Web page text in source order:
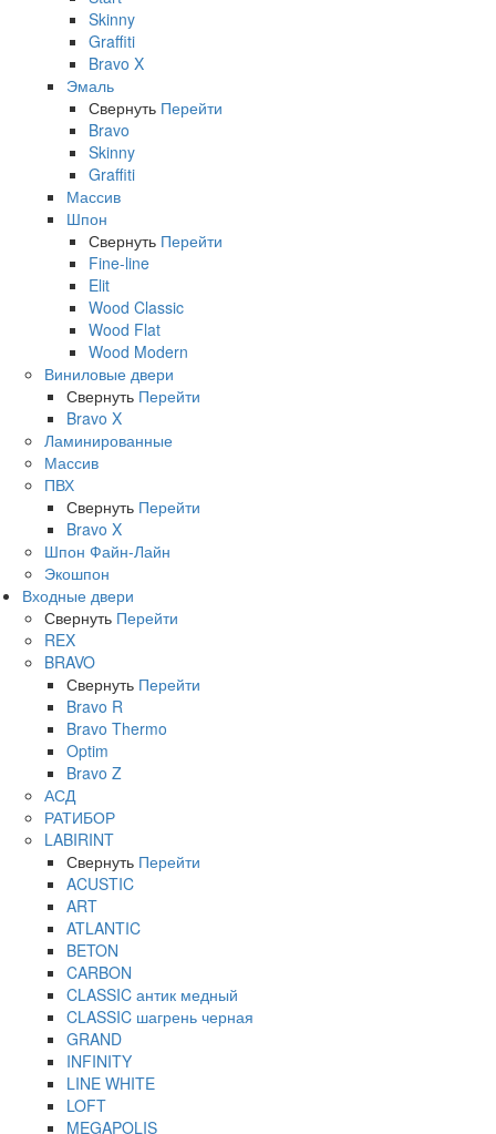
Skinny
Graffiti
Bravo X
Эмаль
Свернуть Перейти
Bravo
Skinny
Graffiti
Массив
Шпон
Свернуть Перейти
Fine-line
Elit
Wood Classic
Wood Flat
Wood Modern
Виниловые двери
Свернуть Перейти
Bravo X
Ламинированные
Массив
ПВХ
Свернуть Перейти
Bravo X
Шпон Файн-Лайн
Экошпон
Входные двери
Свернуть Перейти
REX
BRAVO
Свернуть Перейти
Bravo R
Bravo Thermo
Optim
Bravo Z
АСД
РАТИБОР
LABIRINT
Свернуть Перейти
ACUSTIC
ART
ATLANTIC
BETON
CARBON
CLASSIC антик медный
CLASSIC шагрень черная
GRAND
INFINITY
LINE WHITE
LOFT
MEGAPOLIS